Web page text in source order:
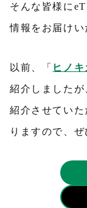
そんな皆様に
情報をお届けい
以前、「 ヒノ
紹介しました
紹介させてい
りますので、